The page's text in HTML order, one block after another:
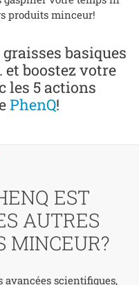
produits minceur!
basiques
boostez votre
les 5 actions
PhenQ!
EST
AUTRES
MINCEUR?
avancées scientifiques,